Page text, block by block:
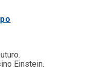
Einstein.